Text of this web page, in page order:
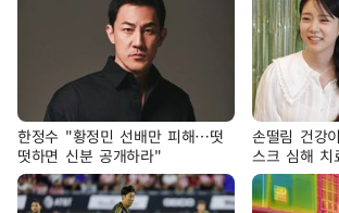
한정수 "황정민 선배만 피해…떳
떳하면 신분 공개하라"
손떨림 건강
스크 심해 치